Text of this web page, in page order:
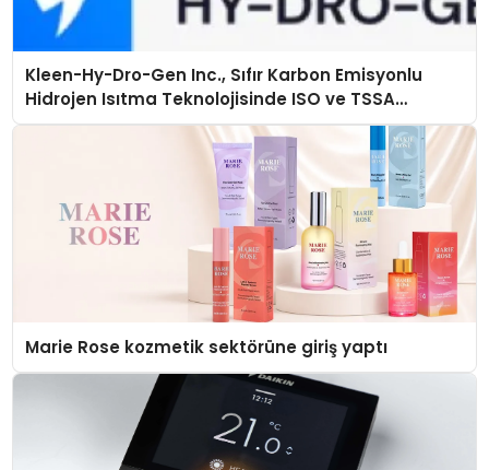
Kleen-Hy-Dro-Gen Inc., Sıfır Karbon Emisyonlu
Hidrojen Isıtma Teknolojisinde ISO ve TSSA
Düzenleyici Onaylarını Aldı
Marie Rose kozmetik sektörüne giriş yaptı